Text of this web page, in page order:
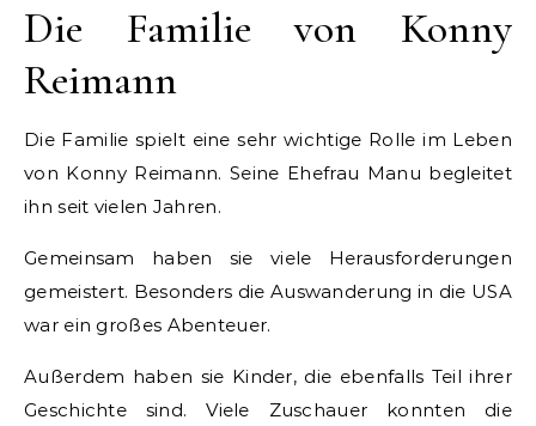
Die Familie von Konny
Reimann
Die Familie spielt eine sehr wichtige Rolle im Leben
von Konny Reimann. Seine Ehefrau Manu begleitet
ihn seit vielen Jahren.
Gemeinsam haben sie viele Herausforderungen
gemeistert. Besonders die Auswanderung in die USA
war ein großes Abenteuer.
Außerdem haben sie Kinder, die ebenfalls Teil ihrer
Geschichte sind. Viele Zuschauer konnten die